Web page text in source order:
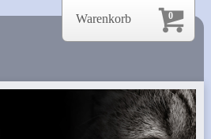
0
Warenkorb